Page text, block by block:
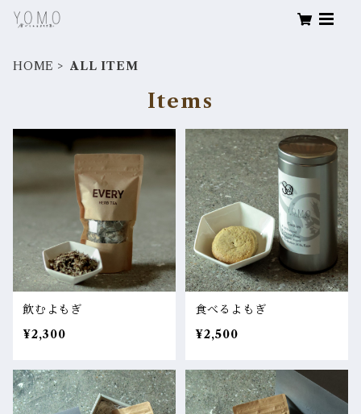
HOME ALL ITEM
Items
飲むよもぎ
¥2,300
食べるよもぎ
¥2,500